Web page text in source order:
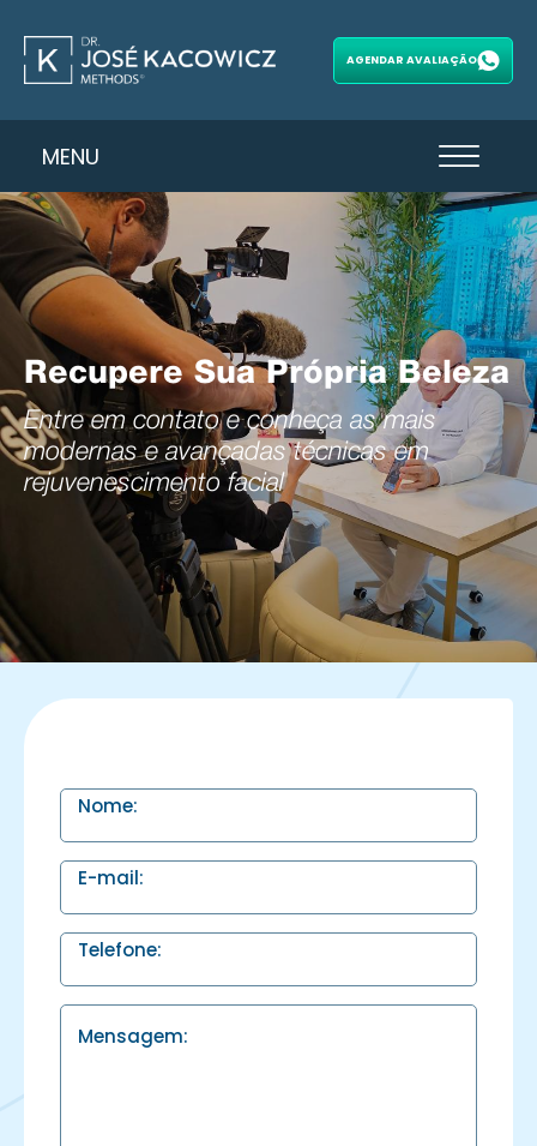
AGENDAR AVALIAÇÃO
MENU
Recupere Sua Própria Beleza
Entre em contato e conheça as mais
modernas e avançadas técnicas em
rejuvenescimento facial
Nome:
E-mail:
Telefone:
Mensagem: